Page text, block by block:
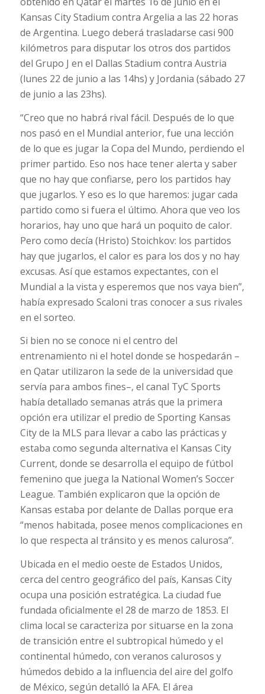
Kansas City Stadium contra Argelia a las 22 horas
de Argentina. Luego deberá trasladarse casi 900
kilómetros para disputar los otros dos partidos
del Grupo J en el Dallas Stadium contra Austria
(lunes 22 de junio a las 14hs) y Jordania (sábado 27
de junio a las 23hs).
“Creo que no habrá rival fácil. Después de lo que
nos pasó en el Mundial anterior, fue una lección
de lo que es jugar la Copa del Mundo, perdiendo el
primer partido. Eso nos hace tener alerta y saber
que no hay que confiarse, pero los partidos hay
que jugarlos. Y eso es lo que haremos: jugar cada
partido como si fuera el último. Ahora que veo los
horarios, hay uno que hará un poquito de calor.
Pero como decía (Hristo) Stoichkov: los partidos
hay que jugarlos, el calor es para los dos y no hay
excusas. Así que estamos expectantes, con el
Mundial a la vista y esperemos que nos vaya bien”,
había expresado Scaloni tras conocer a sus rivales
en el sorteo.
Si bien no se conoce ni el centro del
entrenamiento ni el hotel donde se hospedarán –
en Qatar utilizaron la sede de la universidad que
servía para ambos fines–, el canal TyC Sports
había detallado semanas atrás que la primera
opción era utilizar el predio de Sporting Kansas
City de la MLS para llevar a cabo las prácticas y
estaba como segunda alternativa el Kansas City
Current, donde se desarrolla el equipo de fútbol
femenino que juega la National Women’s Soccer
League. También explicaron que la opción de
Kansas estaba por delante de Dallas porque era
“menos habitada, posee menos complicaciones en
lo que respecta al tránsito y es menos calurosa”.
Ubicada en el medio oeste de Estados Unidos,
cerca del centro geográfico del país, Kansas City
ocupa una posición estratégica. La ciudad fue
fundada oficialmente el 28 de marzo de 1853. El
clima local se caracteriza por situarse en la zona
de transición entre el subtropical húmedo y el
continental húmedo, con veranos calurosos y
húmedos debido a la influencia del aire del golfo
de México, según detalló la AFA. El área